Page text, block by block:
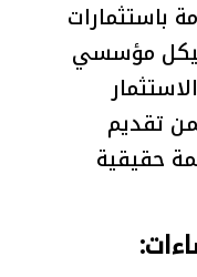
باستثمارات
وهيكل مؤسسي
تقديم
حقيقية